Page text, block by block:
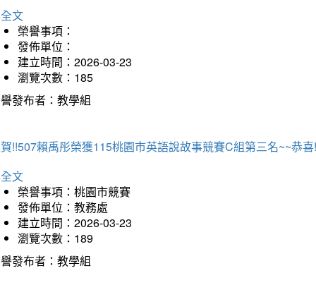
文
榮譽事項：
發佈單位：
建立時間：2026-03-23
瀏覽次數：185
發布者：教學組
!!507賴禹彤榮獲115桃園市英語說故事競賽C組第三名~~恭喜
文
榮譽事項：桃園市競賽
發佈單位：教務處
建立時間：2026-03-23
瀏覽次數：189
發布者：教學組